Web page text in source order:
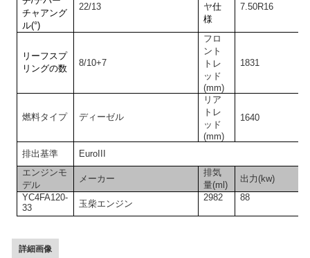
チャアング
ル(°)
22/13 ヤ仕
様
7.50R16
リーフスプ
リングの数
8/10+7
フロ
ント
トレ
ッド
(mm)
1831
燃料タイプ ディーゼル
リア
トレ
ッド
(mm)
1640
排出基準
EuroIII
エンジンモ
デル
メーカー
排気
量(ml)
出力(kw)
YC4FA120-
33
玉柴エンジン
2982 88
詳細画像